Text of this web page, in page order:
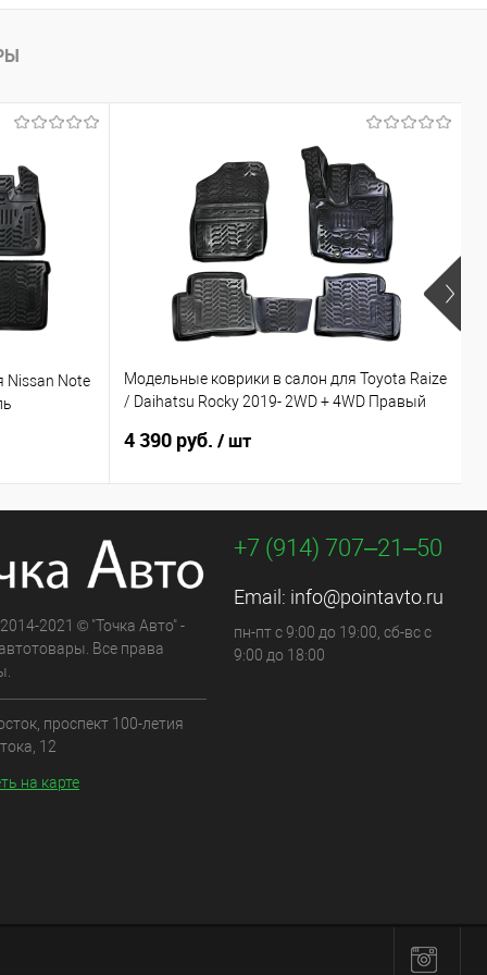
Nissan Note
Модельные коврики в салон для Toyota Raize
/ Daihatsu Rocky 2019- 2WD + 4WD Правый
4 390 руб. / шт
2021 © "Точка Авто" -
Все права
проспект 100-летия
12
на карте
+7 (914) 707‒21‒50
Email: info@pointavto.ru
пн-пт с 9:00 до 19:00, сб-вс с
9:00 до 18:00